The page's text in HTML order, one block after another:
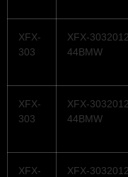
XFX-
303
XFX-
44BMW
XFX-
303
XFX-
44BMW
XFX-
XFX-